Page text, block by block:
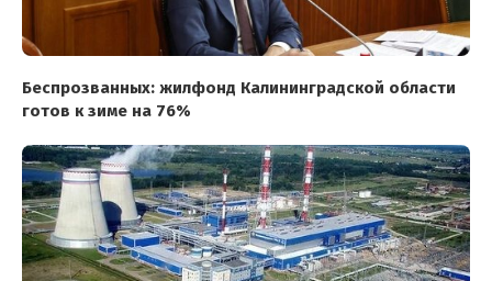
Беспрозванных: жилфонд Калининградской области
готов к зиме на 76%